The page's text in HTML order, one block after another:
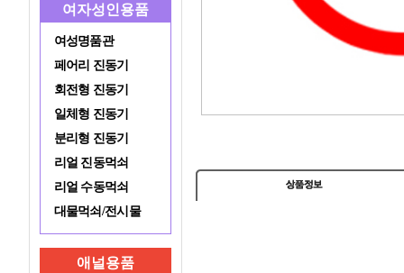
여자성인용품
여성명품관
페어리 진동기
회전형 진동기
일체형 진동기
분리형 진동기
리얼 진동먹쇠
리얼 수동먹쇠
대물먹쇠/전시물
애널용품